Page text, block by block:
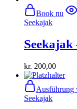
Book nu
Seekajak
Seekajak
kr. 200,00
Ausführung
Seekajak